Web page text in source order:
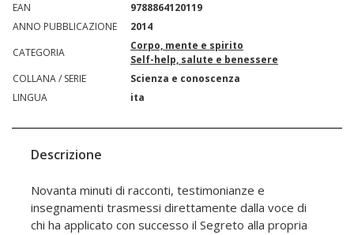
EAN
9788864120119
ANNO PUBBLICAZIONE
2014
CATEGORIA
Corpo, mente e spirito
Self-help, salute e benessere
COLLANA / SERIE
Scienza e conoscenza
LINGUA
ita
Descrizione
Novanta minuti di racconti, testimonianze e
insegnamenti trasmessi direttamente dalla voce di
chi ha applicato con successo il Segreto alla propria